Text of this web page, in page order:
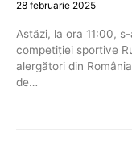
28 februarie 2025
Astăzi, la ora 11:00,
competiției sportive
alergători din
de…